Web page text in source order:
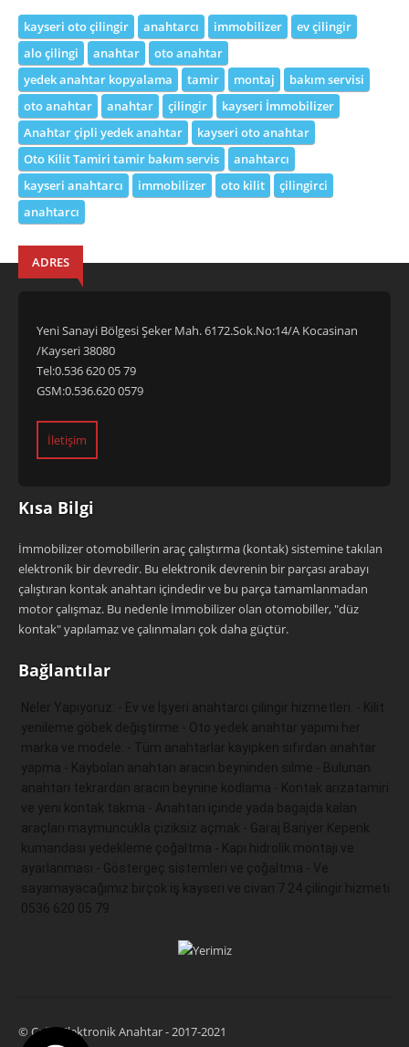
kayseri oto çilingir anahtarcı immobilizer
ev çilingir
alo çilingi
anahtar
oto anahtar
yedek anahtar kopyalama
tamir montaj
bakım servisi
oto anahtar
anahtar çilingir
kayseri İmmobilizer
Anahtar çipli yedek anahtar
kayseri oto anahtar
Oto Kilit Tamiri tamir bakım servis
anahtarcı
kayseri anahtarcı
immobilizer oto kilit
çilingirci
anahtarcı
ADRES
Yeni Sanayi Bölgesi Şeker Mah. 6172.Sok.No:14/A Kocasinan
/Kayseri 38080
Tel:0.536 620 05 79
GSM:0.536.620 0579
İletişim
Kısa Bilgi
İmmobilizer otomobillerin araç çalıştırma (kontak) sistemine takılan
elektronik bir devredir. Bu elektronik devrenin bir parçası arabayı
çalıştıran kontak anahtarı içindedir ve bu parça tamamlanmadan
motor çalışmaz. Bu nedenle İmmobilizer olan otomobiller, "düz
kontak" yapılamaz ve çalınmaları çok daha güçtür.
Bağlantılar
Neler Yapıyoruz: - Ev ve İşyeri anahtarcı çilingir hizmetleri. - Kilit
yenileme göbek değiştirme - Oto yedek anahtar yapımı her
marka ve modele. - Tüm anahtarlar kayıpken sıfırdan anahtar
yapma - Kaybolan anahtarı aracın beyninden silme - Bulunan
anahtarı tekrardan aracın beynine kodlama - Kontak arızatamiri
ve yeni kontak takma - Anahtarı içinde yada bagajda kalan
araçları maymuncukla çiziksiz açmak - Garaj Bariyer Kepenk
kumandası yedekleme çoğaltma - Kapı hidrolik montajı ve
ayarlanması - Göstergeç sistemleri ve çoğaltma - Ve
sayamayacağımız birçok iş kayseri ve civarı 7 24 çilingir hizmeti
0536 620 05 79
© Çağrı Elektronik Anahtar - 2017-2021